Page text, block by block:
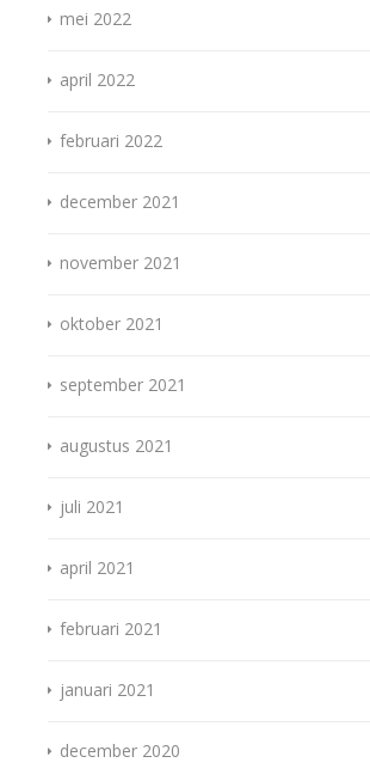
mei 2022
april 2022
februari 2022
december 2021
november 2021
oktober 2021
september 2021
augustus 2021
juli 2021
april 2021
februari 2021
januari 2021
december 2020